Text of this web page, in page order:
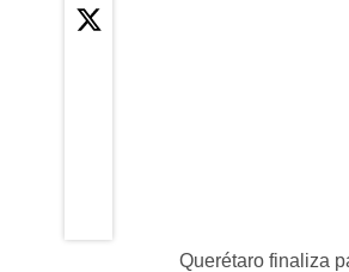
Querétaro finaliza